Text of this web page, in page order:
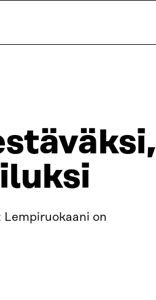
Lempiruokaani on